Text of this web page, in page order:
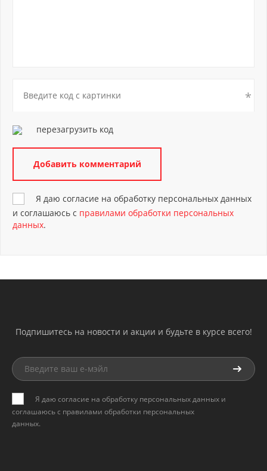
перезагрузить код
Я даю согласие на обработку персональных данных
и соглашаюсь с правилами обработки персональных
данных.
Подпишитесь на новости и акции и будьте в курсе всего!
Я даю согласие на обработку персональных данных и
соглашаюсь с правилами обработки персональных
данных.